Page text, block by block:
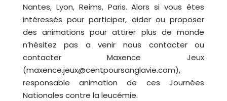
Nantes, Lyon, Reims, Paris. Alors si vous êtes
intéressés pour participer, aider ou proposer
des animations pour attirer plus de monde
n’hésitez pas a venir nous contacter ou
contacter Maxence Jeux
(maxence.jeux@centpoursanglavie.com),
responsable animation de ces Journées
Nationales contre la leucémie.